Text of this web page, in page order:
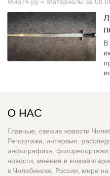
В
О НАС
Главные, свежие новости
Репортажи, интервью,
инфографика,
новости, мнения и
в Челябинске, России, мире